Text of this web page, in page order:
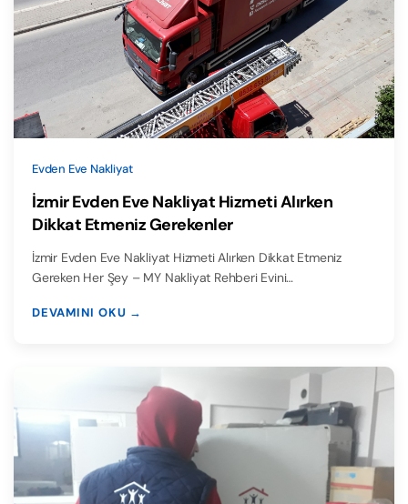
Evden Eve Nakliyat
İzmir Evden Eve Nakliyat Hizmeti Alırken
Dikkat Etmeniz Gerekenler
İzmir Evden Eve Nakliyat Hizmeti Alırken Dikkat Etmeniz
Gereken Her Şey – MY Nakliyat Rehberi Evini…
DEVAMINI OKU →